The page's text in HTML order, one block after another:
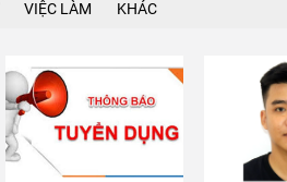
VIỆC LÀM KHÁC